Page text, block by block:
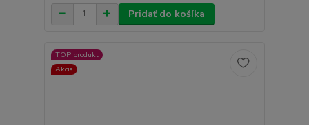
Pridať do košíka
TOP produkt
Akcia